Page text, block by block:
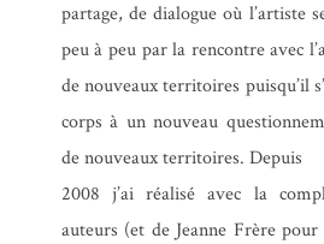
partage, de dialogue où l’artiste
peu à peu par la rencontre avec
de nouveaux territoires puisqu’il
corps à un nouveau
de nouveaux territoires. Depuis
2008 j’ai réalisé avec la
auteurs (et de Jeanne Frère